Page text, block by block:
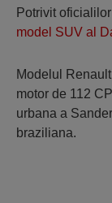
Potrivit
model SUV al
Modelul
motor de 112
urbana a
braziliana.